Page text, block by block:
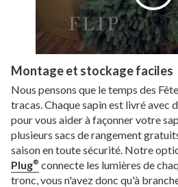
Montage et stockage faciles
Nous pensons que le temps des
tracas. Chaque sapin est livré avec
pour vous aider à façonner votre
plusieurs sacs de rangement
saison en toute sécurité. Notre
Plug® connecte les lumières de
tronc, vous n'avez donc qu'à